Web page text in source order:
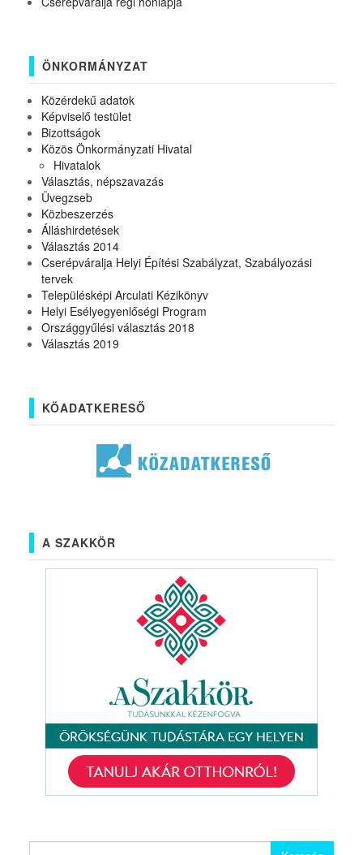
ÖNKORMÁNYZAT
Közérdekű adatok
Képviselő testület
Bizottságok
Közös Önkormányzati Hivatal
Hivatalok
Választás, népszavazás
Üvegzseb
Közbeszerzés
Álláshirdetések
Választás 2014
Cserépváralja Helyi Építési Szabályzat, Szabályozási
tervek
Településképi Arculati Kézikönyv
Helyi Esélyegyenlőségi Program
Országgyűlési választás 2018
Választás 2019
KÖADATKERESŐ
A SZAKKÖR